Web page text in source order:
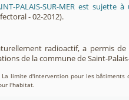
PALAIS-SUR-MER est sujette
- 02-2012).
radioactif, a permis
de la commune de Saint-
La limite d'intervention pour les bâtiments
l'habitat.